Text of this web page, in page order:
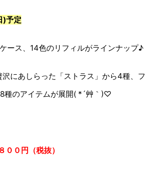
)予定
ース、14色のリフィルがラインナップ♪
にあしらった「ストラス」から4種、
種のアイテムが展開( *´艸｀)♡
０円（税抜）